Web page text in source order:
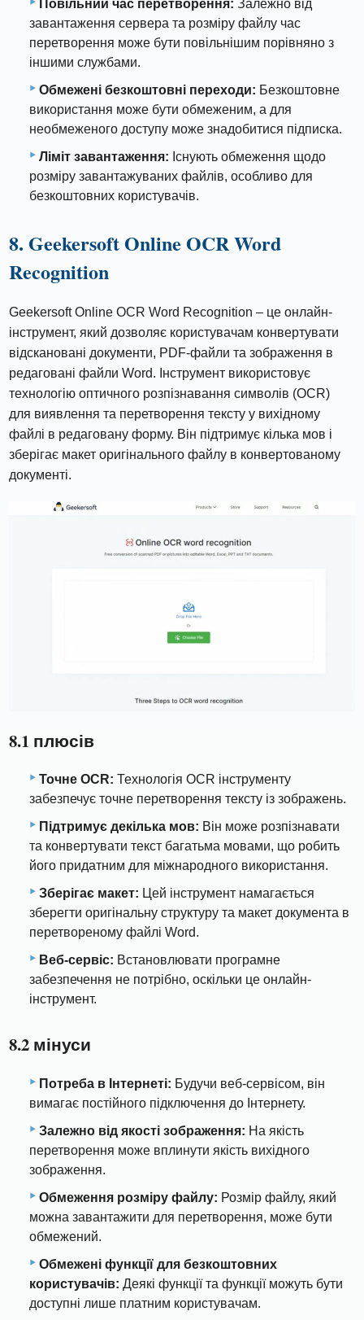
Повільний час перетворення: Залежно від
завантаження сервера та розміру файлу час
перетворення може бути повільнішим порівняно з
іншими службами.
Обмежені безкоштовні переходи: Безкоштовне
використання може бути обмеженим, а для
необмеженого доступу може знадобитися підписка.
Ліміт завантаження: Існують обмеження щодо
розміру завантажуваних файлів, особливо для
безкоштовних користувачів.
8. Geekersoft Online OCR Word
Recognition
Geekersoft Online OCR Word Recognition – це онлайн-
інструмент, який дозволяє користувачам конвертувати
відскановані документи, PDF-файли та зображення в
редаговані файли Word. Інструмент використовує
технологію оптичного розпізнавання символів (OCR)
для виявлення та перетворення тексту у вихідному
файлі в редаговану форму. Він підтримує кілька мов і
зберігає макет оригінального файлу в конвертованому
документі.
8.1 плюсів
Точне OCR: Технологія OCR інструменту
забезпечує точне перетворення тексту із зображень.
Підтримує декілька мов: Він може розпізнавати
та конвертувати текст багатьма мовами, що робить
його придатним для міжнародного використання.
Зберігає макет: Цей інструмент намагається
зберегти оригінальну структуру та макет документа в
перетвореному файлі Word.
Веб-сервіс: Встановлювати програмне
забезпечення не потрібно, оскільки це онлайн-
інструмент.
8.2 мінуси
Потреба в Інтернеті: Будучи веб-сервісом, він
вимагає постійного підключення до Інтернету.
Залежно від якості зображення: На якість
перетворення може вплинути якість вихідного
зображення.
Обмеження розміру файлу: Розмір файлу, який
можна завантажити для перетворення, може бути
обмежений.
Обмежені функції для безкоштовних
користувачів: Деякі функції та функції можуть бути
доступні лише платним користувачам.